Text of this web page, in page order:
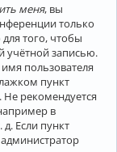
меня, вы
только
того, чтобы
учётной записью.
пользователя
пункт
рекомендуется
в
Если пункт
администратор